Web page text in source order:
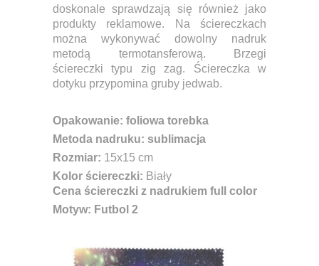
doskonale sprawdzają się również jako
produkty reklamowe. Na ściereczkach
można wykonywać dowolny nadruk
metodą termotansferową. Brzegi
ściereczki typu zig zag. Ściereczka w
dotyku przypomina gruby jedwab.
Opakowanie: foliowa torebka
Metoda nadruku: sublimacja
Rozmiar: 15x15 cm
Kolor ściereczki: Biały
Cena ściereczki z nadrukiem full color
Motyw: Futbol 2